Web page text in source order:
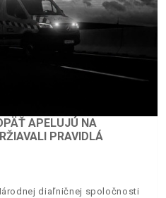
APELUJÚ NA
PRAVIDLÁ
diaľničnej spoločnosti